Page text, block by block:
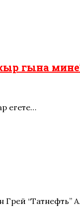
гына
егете…
Грей “Татнефть”